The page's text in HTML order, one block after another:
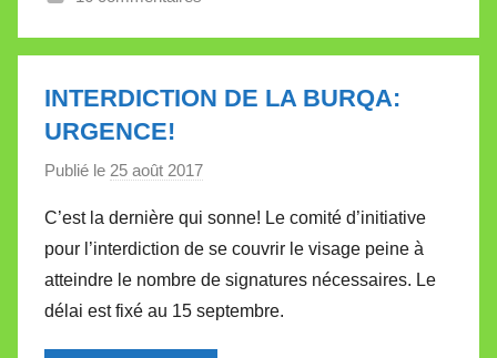
l
l
INTERDICTION DE LA BURQA:
URGENCE!
Publié le 25 août 2017
r
M
i
r
C’est la dernière qui sonne! Le comité d’initiative
pour l’interdiction de se couvrir le visage peine à
atteindre le nombre de signatures nécessaires. Le
délai est fixé au 15 septembre.